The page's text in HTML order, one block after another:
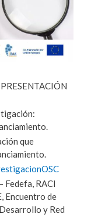
que
Fedefa, RACI
Encuentro de
y Red